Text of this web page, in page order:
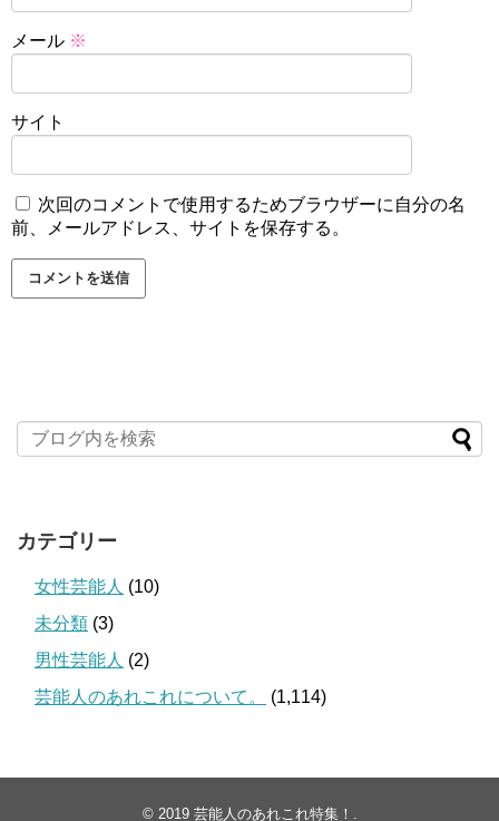
メール ※
サイト
次回のコメントで使用するためブラウザーに自分の名
前、メールアドレス、サイトを保存する。
カテゴリー
女性芸能人 (10)
未分類 (3)
男性芸能人 (2)
芸能人のあれこれについて。
(1,114)
© 2019 芸能人のあれこれ特集！